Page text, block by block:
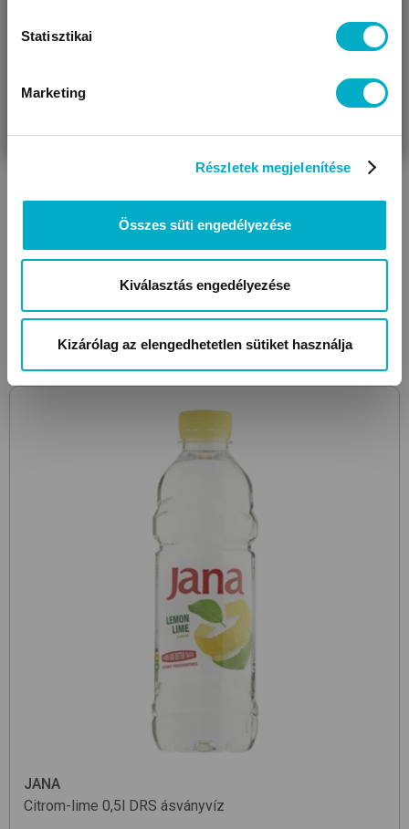
Statisztikai
Marketing
Részletek megjelenítése
Összes süti engedélyezése
Kiválasztás engedélyezése
Kizárólag az elengedhetetlen sütiket használja
4,44 Ft/g
JANA
Citrom-lime 0,5l DRS ásványvíz
VÁRANDÓS
AJÁNDÉKOT